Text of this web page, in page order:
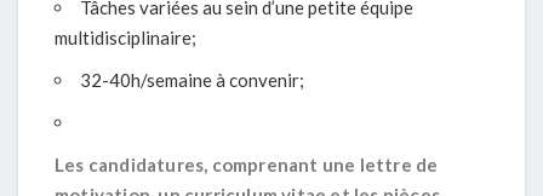
Tâches variées au sein d’une petite équipe
multidisciplinaire;
32-40h/semaine à convenir;
Les candidatures, comprenant une lettre de